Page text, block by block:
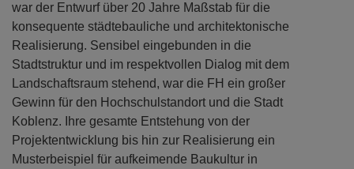
war der Entwurf über 20 Jahre Maßstab für die
konsequente städtebauliche und architektonische
Realisierung. Sensibel eingebunden in die
Stadtstruktur und im respektvollen Dialog mit dem
Landschaftsraum stehend, war die FH ein großer
Gewinn für den Hochschulstandort und die Stadt
Koblenz. Ihre gesamte Entstehung von der
Projektentwicklung bis hin zur Realisierung ein
Musterbeispiel für aufkeimende Baukultur in